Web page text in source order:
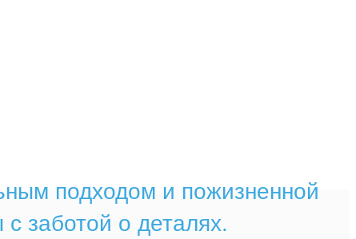
подходом и пожизненной
заботой о деталях.